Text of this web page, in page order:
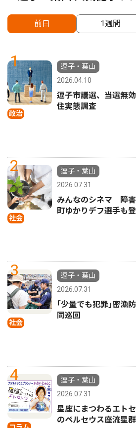
前日 1週間
1
政治
逗子・葉山
2026.04.10
逗子市議選、当選無
住実態調査
2
社会
逗子・葉山
2026.07.31
みんなのシネマ 障
町ゆかりデフ選手も
3
社会
逗子・葉山
2026.07.31
｢少量でも犯罪｣密漁
同巡回
4
逗子・葉山
2026.07.31
星座にまつわるエト
のペルセウス座流星群